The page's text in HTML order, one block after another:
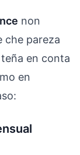
non
che pareza
en conta
en